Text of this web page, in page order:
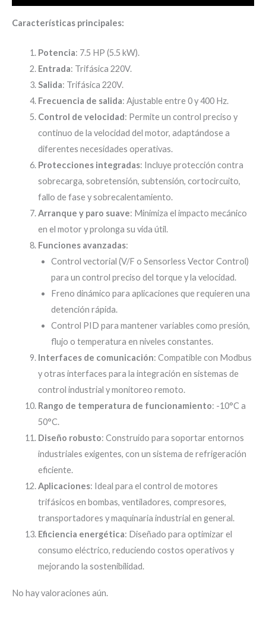
Características principales:
Potencia: 7.5 HP (5.5 kW).
Entrada: Trifásica 220V.
Salida: Trifásica 220V.
Frecuencia de salida: Ajustable entre 0 y 400 Hz.
Control de velocidad: Permite un control preciso y
continuo de la velocidad del motor, adaptándose a
diferentes necesidades operativas.
Protecciones integradas: Incluye protección contra
sobrecarga, sobretensión, subtensión, cortocircuito,
fallo de fase y sobrecalentamiento.
Arranque y paro suave: Minimiza el impacto mecánico
en el motor y prolonga su vida útil.
Funciones avanzadas:
Control vectorial (V/F o Sensorless Vector Control)
para un control preciso del torque y la velocidad.
Freno dinámico para aplicaciones que requieren una
detención rápida.
Control PID para mantener variables como presión,
flujo o temperatura en niveles constantes.
Interfaces de comunicación: Compatible con Modbus
y otras interfaces para la integración en sistemas de
control industrial y monitoreo remoto.
Rango de temperatura de funcionamiento: -10°C a
50°C.
Diseño robusto: Construido para soportar entornos
industriales exigentes, con un sistema de refrigeración
eficiente.
Aplicaciones: Ideal para el control de motores
trifásicos en bombas, ventiladores, compresores,
transportadores y maquinaria industrial en general.
Eficiencia energética: Diseñado para optimizar el
consumo eléctrico, reduciendo costos operativos y
mejorando la sostenibilidad.
No hay valoraciones aún.